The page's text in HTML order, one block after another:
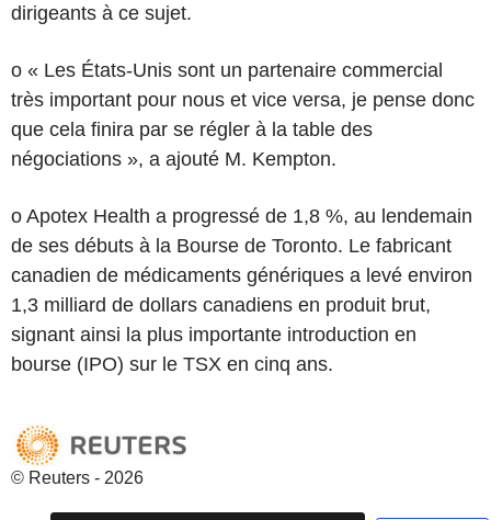
dirigeants à ce sujet.
o « Les États-Unis sont un partenaire commercial
très important pour nous et vice versa, je pense donc
que cela finira par se régler à la table des
négociations », a ajouté M. Kempton.
o Apotex Health a progressé de 1,8 %, au lendemain
de ses débuts à la Bourse de Toronto. Le fabricant
canadien de médicaments génériques a levé environ
1,3 milliard de dollars canadiens en produit brut,
signant ainsi la plus importante introduction en
bourse (IPO) sur le TSX en cinq ans.
© Reuters - 2026